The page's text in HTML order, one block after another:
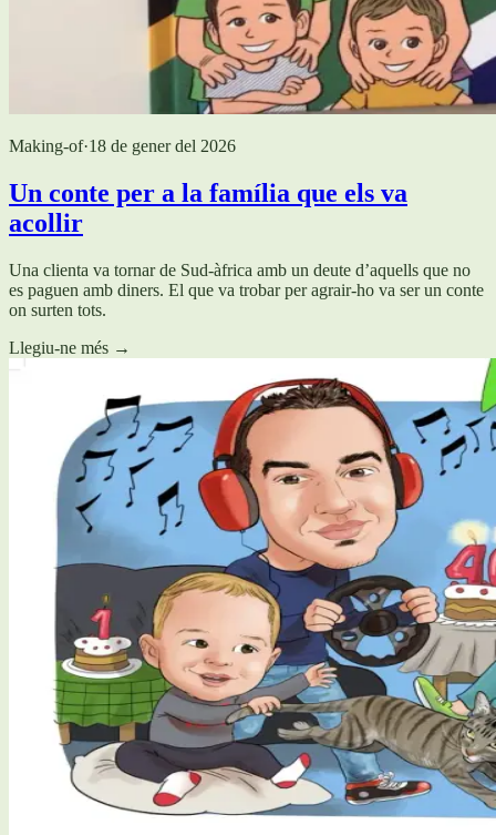
Making-of·18 de gener del 2026
Un conte per a la família que els va
acollir
Una clienta va tornar de Sud-àfrica amb un deute d’aquells que no
es paguen amb diners. El que va trobar per agrair-ho va ser un conte
on surten tots.
Llegiu-ne més →